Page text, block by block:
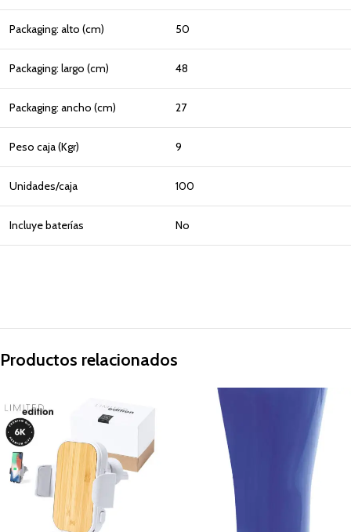
Packaging: alto (cm) 50
Packaging: largo (cm) 48
Packaging: ancho (cm) 27
Peso caja (Kgr) 9
Unidades/caja 100
Incluye baterías No
Productos relacionados